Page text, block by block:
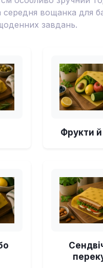
середня вощанка для
завдань.
Фрукти й